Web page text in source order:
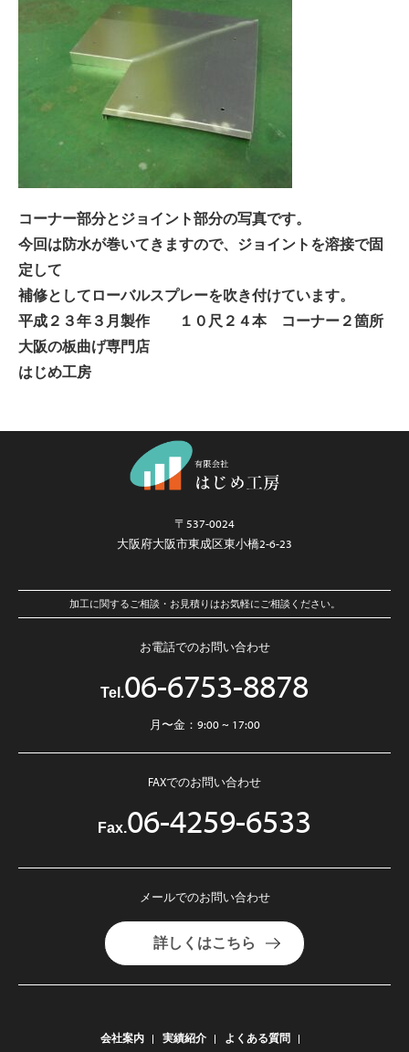
コーナー部分とジョイント部分の写真です。
今回は防水が巻いてきますので、ジョイントを溶接で固
定して
補修としてローバルスプレーを吹き付けています。
平成２３年３月製作 １０尺２４本 コーナー２箇所
大阪の板曲げ専門店
はじめ工房
〒537-0024
大阪府大阪市東成区東小橋2-6-23
加工に関するご相談・お見積りはお気軽にご相談ください。
お電話でのお問い合わせ
Tel.06-6753-8878
月〜金：9:00 ~ 17:00
FAXでのお問い合わせ
Fax.06-4259-6533
メールでのお問い合わせ
詳しくはこちら
会社案内 実績紹介 よくある質問